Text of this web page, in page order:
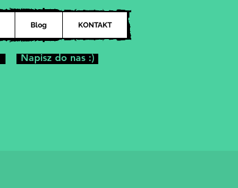
Blog KONTAKT
Napisz do nas :)